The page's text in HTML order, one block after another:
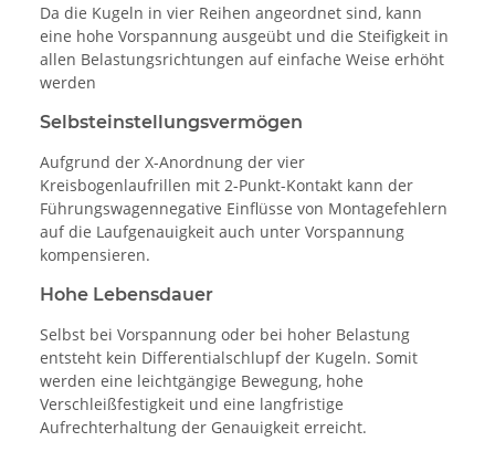
Da die Kugeln in vier Reihen angeordnet sind, kann
eine hohe Vorspannung ausgeübt und die Steifigkeit in
allen Belastungsrichtungen auf einfache Weise erhöht
werden
Selbsteinstellungsvermögen
Aufgrund der X-Anordnung der vier
Kreisbogenlaufrillen mit 2-Punkt-Kontakt kann der
Führungswagennegative Einflüsse von Montagefehlern
auf die Laufgenauigkeit auch unter Vorspannung
kompensieren.
Hohe Lebensdauer
Selbst bei Vorspannung oder bei hoher Belastung
entsteht kein Differentialschlupf der Kugeln. Somit
werden eine leichtgängige Bewegung, hohe
Verschleißfestigkeit und eine langfristige
Aufrechterhaltung der Genauigkeit erreicht.